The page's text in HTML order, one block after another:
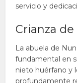
servicio y
Crianza
La abuela de
fundamental en
nieto huérfano y
profundamente